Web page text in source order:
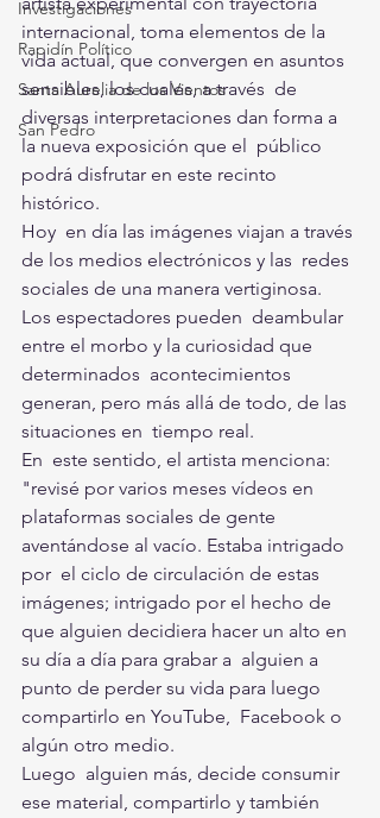
Investigaciones
Rapidín Político
Santa Aurelia de los Vientos
San Pedro
internacional, toma elementos de la
vida actual, que convergen en asuntos
sensibles, los cuales, a través  de
diversas interpretaciones dan forma a
la nueva exposición que el  público
podrá disfrutar en este recinto
histórico.
Hoy  en día las imágenes viajan a través
de los medios electrónicos y las  redes
sociales de una manera vertiginosa.
Los espectadores pueden  deambular
entre el morbo y la curiosidad que
determinados  acontecimientos
generan, pero más allá de todo, de las
situaciones en  tiempo real.
En  este sentido, el artista menciona:
"revisé por varios meses vídeos en
plataformas sociales de gente
aventándose al vacío. Estaba intrigado
por  el ciclo de circulación de estas
imágenes; intrigado por el hecho de
que alguien decidiera hacer un alto en
su día a día para grabar a  alguien a
punto de perder su vida para luego
compartirlo en YouTube,  Facebook o
algún otro medio.
Luego  alguien más, decide consumir
ese material, compartirlo y también